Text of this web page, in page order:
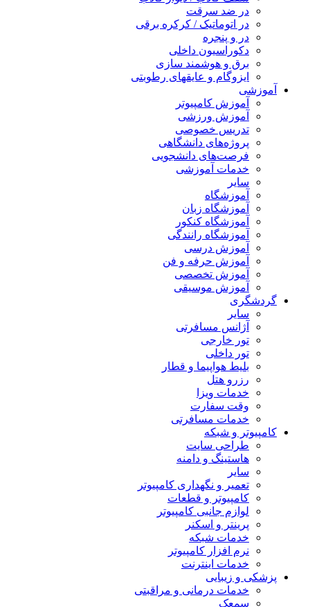
در ضد سرقت
در اتوماتیک / کرکره برقی
در و پنجره
دکوراسیون داخلی
برق و هوشمند سازی
ایزوگام و عایقهای رطوبتی
آموزشی
آموزش کامپیوتر
آموزش ورزشی
تدریس خصوصی
پروژه‌های دانشگاهی
فرصت‌های دانشجویی
خدمات آموزشی
سایر
آموزشگاه
آموزشگاه زبان
آموزشگاه کنکور
آموزشگاه رانندگی
آموزش درسی
آموزش حرفه و فن
آموزش تخصصی
آموزش موسیقی
گردشگری
سایر
آژانس مسافرتی
تور خارجی
تور داخلی
بلیط هواپیما و قطار
رزرو هتل
خدمات ویزا
وقت سفارت
خدمات مسافرتی
کامپیوتر و شبکه
طراحی سایت
هاستینگ و دامنه
سایر
تعمیر و نگهداری کامپیوتر
کامپیوتر و قطعات
لوازم جانبی کامپیوتر
پرینتر و اسکنر
خدمات شبکه
نرم افزار کامپیوتر
خدمات اینترنت
پزشکی و زیبایی
خدمات درمانی و مراقبتی
سمعک